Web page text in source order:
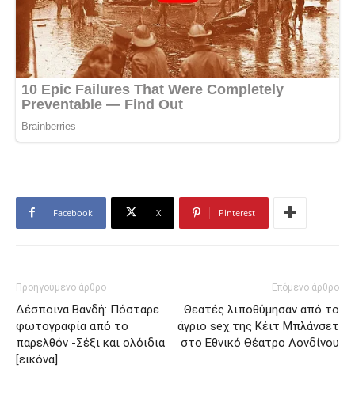
Facebook X Pinterest
Προηγούμενο άρθρο
Δέσποινα Βανδή: Πόσταρε
φωτογραφία από το
παρελθόν -Σέξι και ολόιδια
[εικόνα]
Επόμενο άρθρο
Θεατές λιποθύμησαν από το
άγριο seχ της Κέιτ Μπλάνσετ
στο Εθνικό Θέατρο Λονδίνου